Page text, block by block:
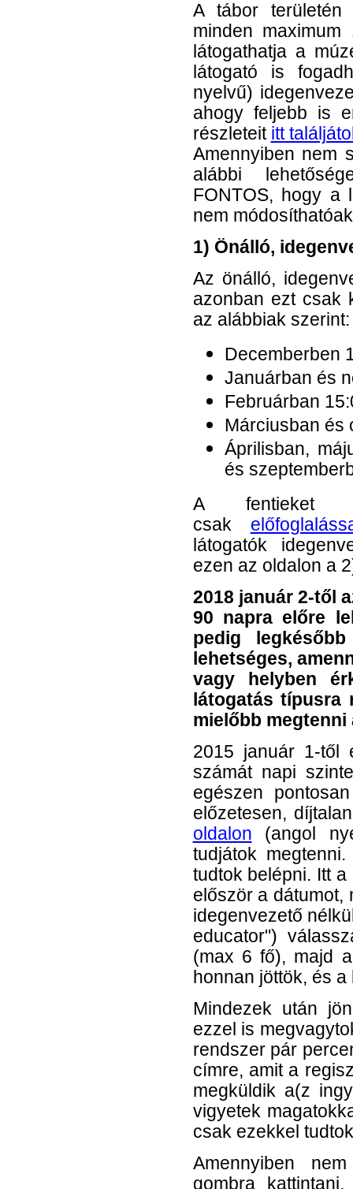
A tábor területén
minden
látogathatja a
látogató is
nyelvű)
ahogy feljebb is
részleteit itt
Amennyiben nem
alábbi
FONTOS, hogy a
nem
1) Önálló,
Az önálló,
azonban ezt csak
az alábbiak szerint:
Decemberben
Januárban és
Februárban
Márciusban és
Áprilisban,
és
A fentieket
csak
látogatók
ezen az oldalon a
2018 január 2-től
90 napra előre
pedig
lehetséges,
vagy helyben
látogatás típusra
mielőbb
2015 január 1-től
számát napi
egészen
előzetesen,
oldalon (angol
tudjátok
tudtok belépni. Itt
először a dátumot,
idegenvezető
educator")
(max 6 fő), majd
honnan jöttök, és
Mindezek után
ezzel is
rendszer pár
címre, amit a
megküldik a(z
vigyetek
csak ezekkel
Amennyiben
gombra